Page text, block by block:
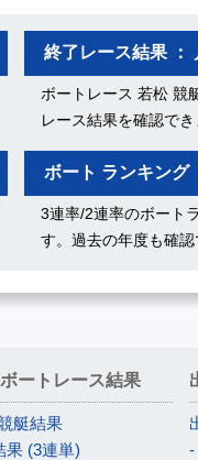
終了レース結果 ：
ボートレース 若松 競
レース結果を確認で
ボート ランキング
3連率/2連率のボート
す。過去の年度も確
ートレース結果
艇結果
果 (3連単)
-